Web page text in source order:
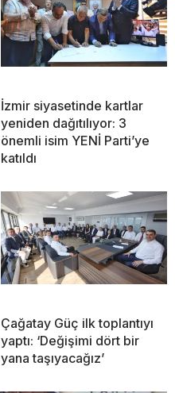
İzmir siyasetinde kartlar
yeniden dağıtılıyor: 3
önemli isim YENİ Parti’ye
katıldı
Çağatay Güç ilk toplantıyı
yaptı: ‘Değişimi dört bir
yana taşıyacağız’